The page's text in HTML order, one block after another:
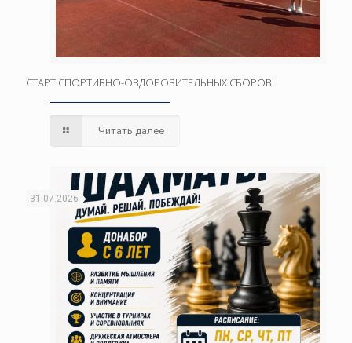
СТАРТ СПОРТИВНО-ОЗДОРОВИТЕЛЬНЫХ СБОРОВ!
Читать далее
31.07.2026